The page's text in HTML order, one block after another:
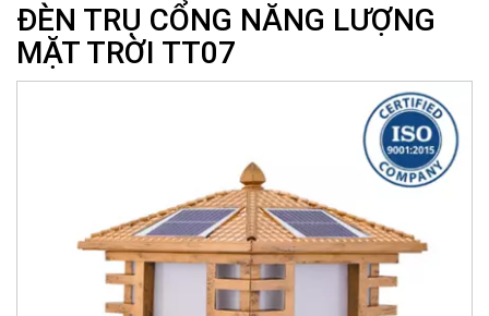
ĐÈN TRỤ CỔNG NĂNG LƯỢNG
MẶT TRỜI TT07